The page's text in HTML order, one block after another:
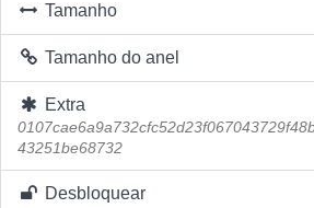
Tamanho
Tamanho do anel
Extra
43251be68732
Desbloquear